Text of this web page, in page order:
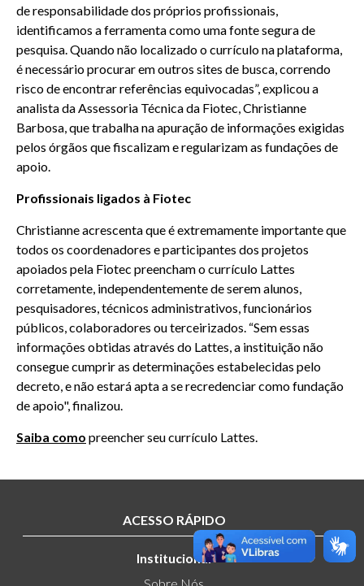
de responsabilidade dos próprios profissionais,
identificamos a ferramenta como uma fonte segura de
pesquisa. Quando não localizado o currículo na plataforma,
é necessário procurar em outros sites de busca, correndo
risco de encontrar referências equivocadas”, explicou a
analista da Assessoria Técnica da Fiotec, Christianne
Barbosa, que trabalha na apuração de informações exigidas
pelos órgãos que fiscalizam e regularizam as fundações de
apoio.
Profissionais ligados à Fiotec
Christianne acrescenta que é extremamente importante que
todos os coordenadores e participantes dos projetos
apoiados pela Fiotec preencham o currículo Lattes
corretamente, independentemente de serem alunos,
pesquisadores, técnicos administrativos, funcionários
públicos, colaboradores ou terceirizados. “Sem essas
informações obtidas através do Lattes, a instituição não
consegue cumprir as determinações estabelecidas pelo
decreto, e não estará apta a se recredenciar como fundação
de apoio", finalizou.
Saiba como preencher seu currículo Lattes.
ACESSO RÁPIDO
Institucional